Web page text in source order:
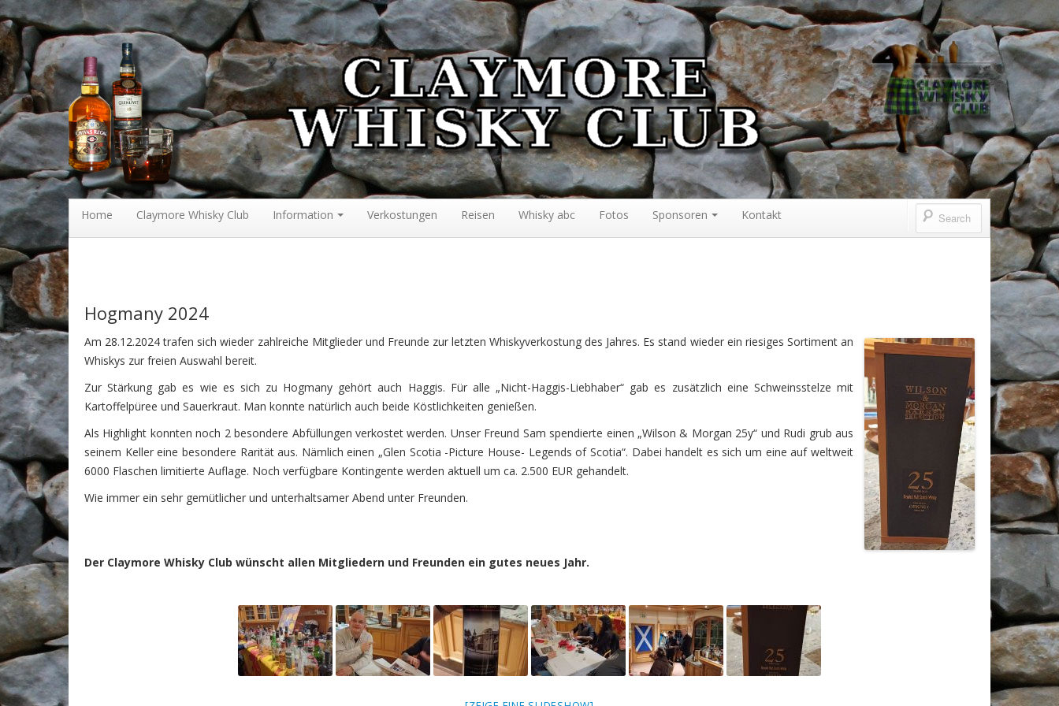
Claymore Whisky Club
Home Claymore Whisky Club Information Verkostungen Reisen Whisky abc Fotos Sponsoren Kontakt
Hogmany 2024
Am 28.12.2024 trafen sich wieder zahlreiche Mitglieder und Freunde zur letzten Whiskyverkostung des Jahres. Es stand wieder ein riesiges Sortiment an
Whiskys zur freien Auswahl bereit.
Zur Stärkung gab es wie es sich zu Hogmany gehört auch Haggis. Für alle „Nicht-Haggis-Liebhaber“ gab es zusätzlich eine Schweinsstelze mit
Kartoffelpüree und Sauerkraut. Man konnte natürlich auch beide Köstlichkeiten genießen.
Als Highlight konnten noch 2 besondere Abfüllungen verkostet werden. Unser Freund Sam spendierte einen „Wilson & Morgan 25y“ und Rudi grub aus
seinem Keller eine besondere Rarität aus. Nämlich einen „Glen Scotia -Picture House- Legends of Scotia“. Dabei handelt es sich um eine auf weltweit
6000 Flaschen limitierte Auflage. Noch verfügbare Kontingente werden aktuell um ca. 2.500 EUR gehandelt.
Wie immer ein sehr gemütlicher und unterhaltsamer Abend unter Freunden.
Der Claymore Whisky Club wünscht allen Mitgliedern und Freunden ein gutes neues Jahr.